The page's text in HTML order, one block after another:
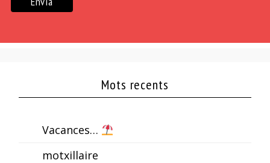
Mots recents
Vacances…
motxillaire